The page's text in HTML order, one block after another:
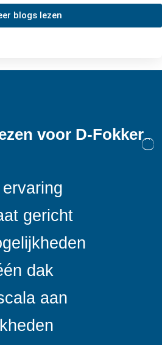
blogs lezen
voor D-Fokker
gericht
dak
aan